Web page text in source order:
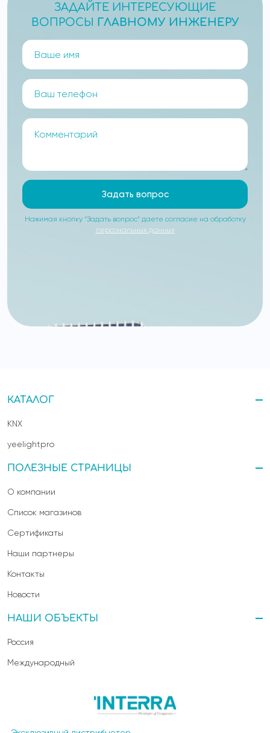
ЗАДАЙТЕ ИНТЕРЕСУЮЩИЕ
ВОПРОСЫ ГЛАВНОМУ ИНЖЕНЕРУ
Задать вопрос
Нажимая кнопку “Задать вопрос” даете согласие на обработку
персональных данных
ПОЛЕЗНЫЕ СТРАНИЦЫ
О компании
Список магазинов
Сертификаты
Наши партнеры
Контакты
Новости
КАТАЛОГ
KNX
yeelightpro
НАШИ ОБЪЕКТЫ
Россия
Международный